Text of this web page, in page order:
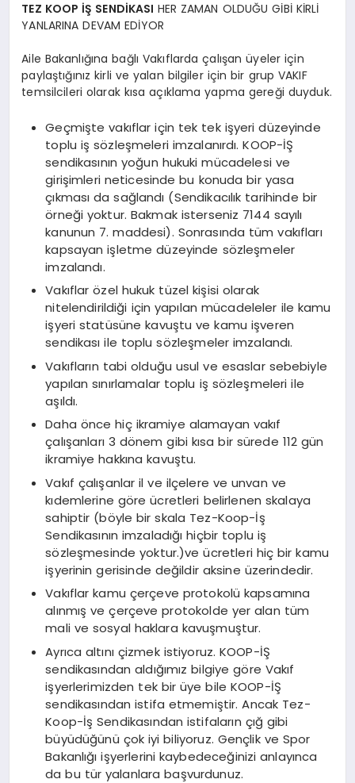
TEZ KOOP İŞ SENDİKASI HER ZAMAN OLDUĞU GİBİ KİRLİ
YANLARINA DEVAM EDİYOR
Aile Bakanlığına bağlı Vakıflarda çalışan üyeler için
paylaştığınız kirli ve yalan bilgiler için bir grup VAKIF
temsilcileri olarak kısa açıklama yapma gereği duyduk.
Geçmişte vakıflar için tek tek işyeri düzeyinde
toplu iş sözleşmeleri imzalanırdı. KOOP-İŞ
sendikasının yoğun hukuki mücadelesi ve
girişimleri neticesinde bu konuda bir yasa
çıkması da sağlandı (Sendikacılık tarihinde bir
örneği yoktur. Bakmak isterseniz 7144 sayılı
kanunun 7. maddesi). Sonrasında tüm vakıfları
kapsayan işletme düzeyinde sözleşmeler
imzalandı.
Vakıflar özel hukuk tüzel kişisi olarak
nitelendirildiği için yapılan mücadeleler ile kamu
işyeri statüsüne kavuştu ve kamu işveren
sendikası ile toplu sözleşmeler imzalandı.
Vakıfların tabi olduğu usul ve esaslar sebebiyle
yapılan sınırlamalar toplu iş sözleşmeleri ile
aşıldı.
Daha önce hiç ikramiye alamayan vakıf
çalışanları 3 dönem gibi kısa bir sürede 112 gün
ikramiye hakkına kavuştu.
Vakıf çalışanlar il ve ilçelere ve unvan ve
kıdemlerine göre ücretleri belirlenen skalaya
sahiptir (böyle bir skala Tez-Koop-İş
Sendikasının imzaladığı hiçbir toplu iş
sözleşmesinde yoktur.)ve ücretleri hiç bir kamu
işyerinin gerisinde değildir aksine üzerindedir.
Vakıflar kamu çerçeve protokolü kapsamına
alınmış ve çerçeve protokolde yer alan tüm
mali ve sosyal haklara kavuşmuştur.
Ayrıca altını çizmek istiyoruz. KOOP-İŞ
sendikasından aldığımız bilgiye göre Vakıf
işyerlerimizden tek bir üye bile KOOP-İŞ
sendikasından istifa etmemiştir. Ancak Tez-
Koop-İş Sendikasından istifaların çığ gibi
büyüdüğünü çok iyi biliyoruz. Gençlik ve Spor
Bakanlığı işyerlerini kaybedeceğinizi anlayınca
da bu tür yalanlara başvurdunuz.